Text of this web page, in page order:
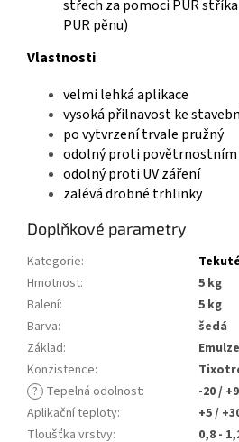
střech za pomoci PUR
PUR pěnu)
Vlastnosti
velmi lehká aplikace
vysoká přilnavost ke
po vytvrzení trvale pružný
odolný proti povětrnostním
odolný proti UV záření
zalévá drobné trhlinky
Doplňkové parametry
Kategorie:
Hmotnost:
5 kg
Balení:
5 kg
Barva:
šedá
Základ:
Konzistence:
? Tepelná odolnost:
-20 /
Aplikační teploty:
+5 /
Tloušťka vrstvy: 0,8 -